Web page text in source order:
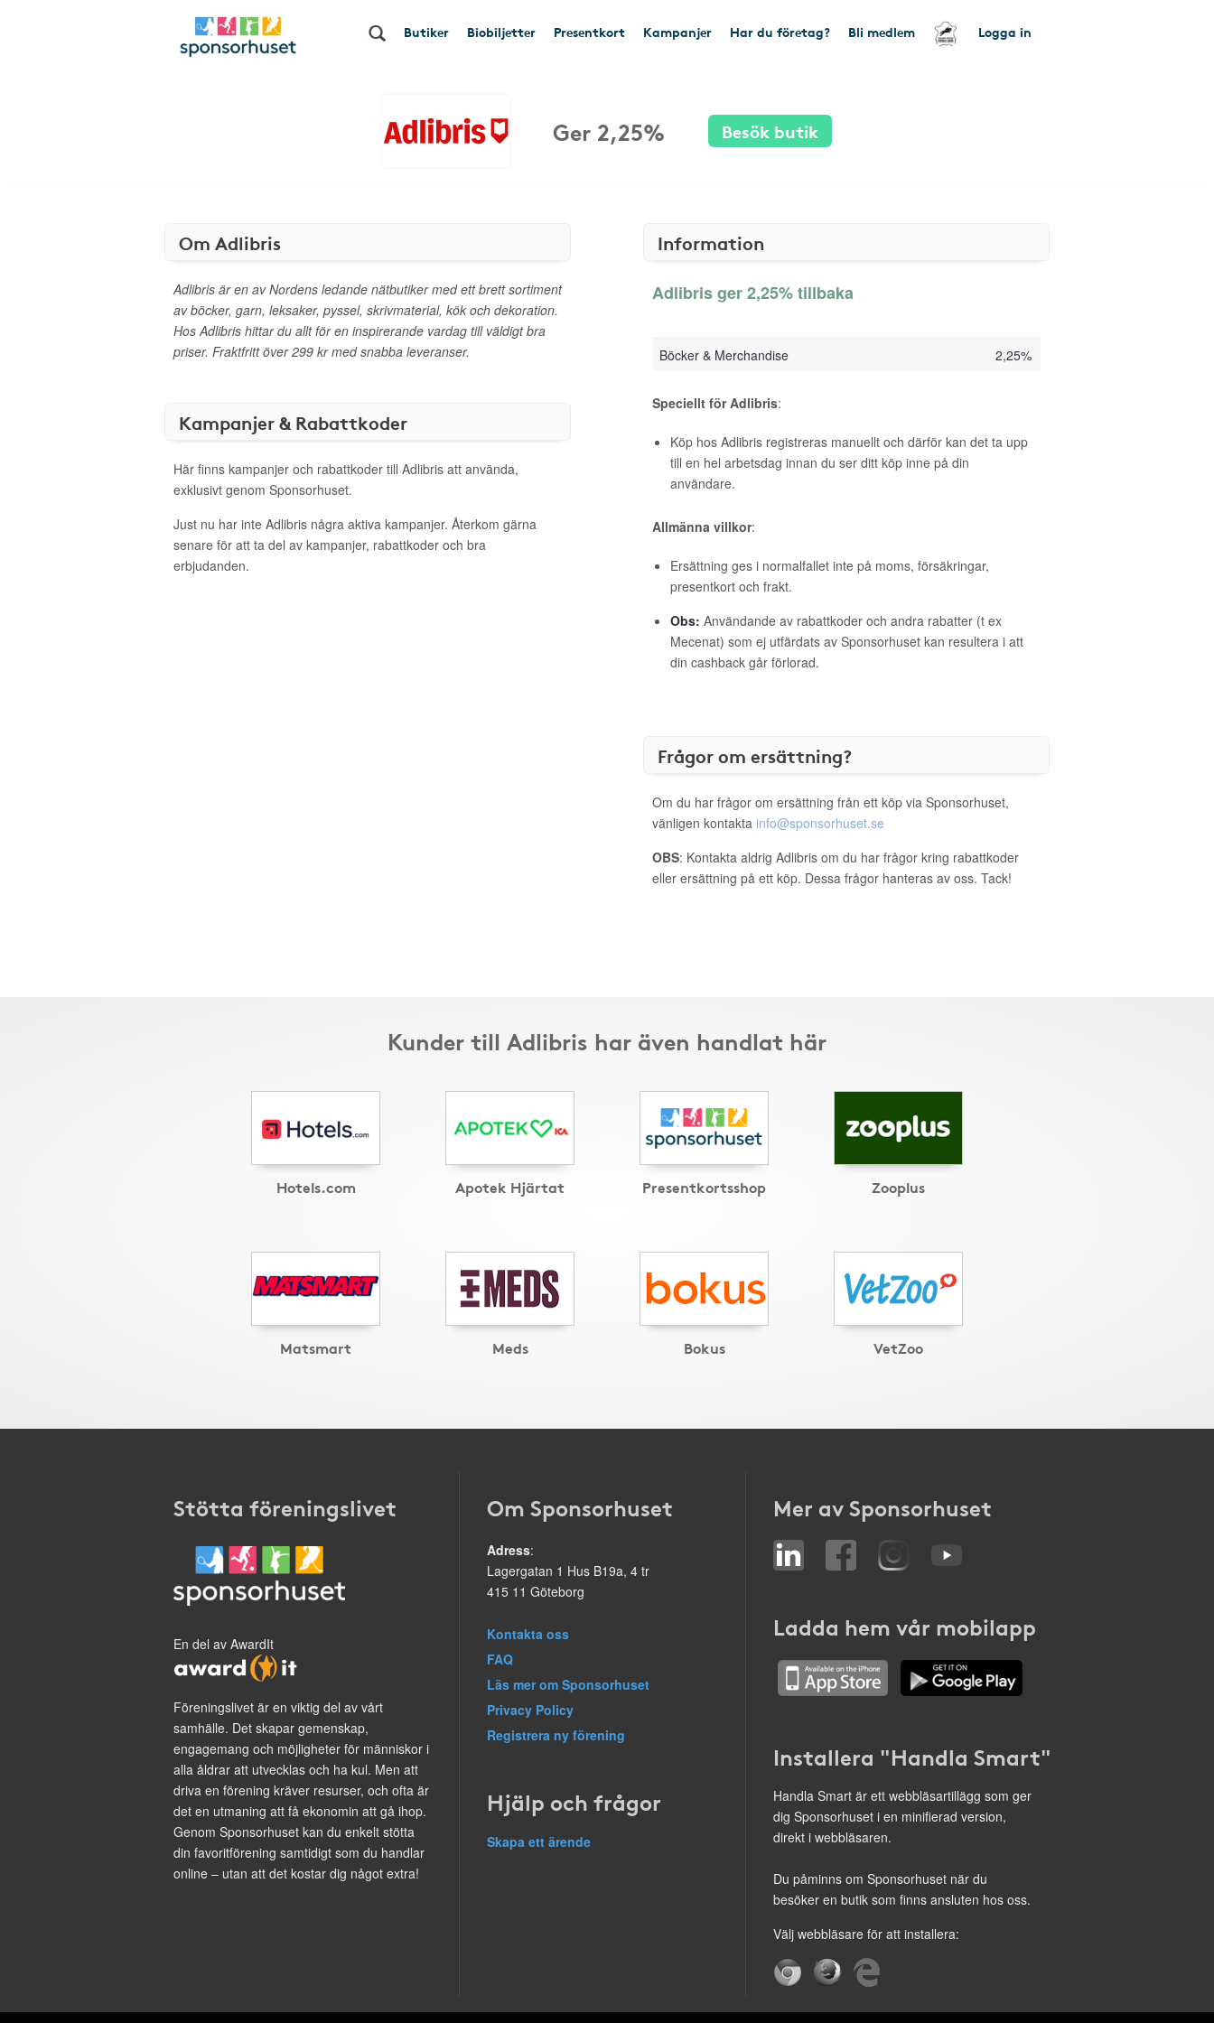
Butiker Biobiljetter Presentkort Kampanjer Har du företag? Bli medlem Logga in
Ger 2,25% Besök butik
Om Adlibris
Adlibris är en av Nordens ledande nätbutiker med ett brett sortiment
av böcker, garn, leksaker, pyssel, skrivmaterial, kök och dekoration.
Hos Adlibris hittar du allt för en inspirerande vardag till väldigt bra
priser. Fraktfritt över 299 kr med snabba leveranser.
Kampanjer & Rabattkoder
Här finns kampanjer och rabattkoder till Adlibris att använda,
exklusivt genom Sponsorhuset.
Just nu har inte Adlibris några aktiva kampanjer. Återkom gärna
senare för att ta del av kampanjer, rabattkoder och bra
erbjudanden.
Information
Adlibris ger 2,25% tillbaka
Böcker & Merchandise 2,25%
Speciellt för Adlibris:
Köp hos Adlibris registreras manuellt och därför kan det ta upp
till en hel arbetsdag innan du ser ditt köp inne på din
användare.
Allmänna villkor:
Ersättning ges i normalfallet inte på moms, försäkringar,
presentkort och frakt.
Obs: Användande av rabattkoder och andra rabatter (t ex
Mecenat) som ej utfärdats av Sponsorhuset kan resultera i att
din cashback går förlorad.
Frågor om ersättning?
Om du har frågor om ersättning från ett köp via Sponsorhuset,
vänligen kontakta info@sponsorhuset.se
OBS: Kontakta aldrig Adlibris om du har frågor kring rabattkoder
eller ersättning på ett köp. Dessa frågor hanteras av oss. Tack!
Kunder till Adlibris har även handlat här
Hotels.com Apotek Hjärtat Presentkortsshop Zooplus
Matsmart Meds Bokus VetZoo
Stötta föreningslivet
En del av AwardIt
Föreningslivet är en viktig del av vårt
samhälle. Det skapar gemenskap,
engagemang och möjligheter för människor i
alla åldrar att utvecklas och ha kul. Men att
driva en förening kräver resurser, och ofta är
det en utmaning att få ekonomin att gå ihop.
Genom Sponsorhuset kan du enkelt stötta
din favoritförening samtidigt som du handlar
online – utan att det kostar dig något extra!
Om Sponsorhuset
Adress:
Lagergatan 1 Hus B19a, 4 tr
415 11 Göteborg
Kontakta oss
FAQ
Läs mer om Sponsorhuset
Privacy Policy
Registrera ny förening
Hjälp och frågor
Skapa ett ärende
Mer av Sponsorhuset
Ladda hem vår mobilapp
Installera "Handla Smart"
Handla Smart är ett webbläsartillägg som ger
dig Sponsorhuset i en minifierad version,
direkt i webbläsaren.
Du påminns om Sponsorhuset när du
besöker en butik som finns ansluten hos oss.
Välj webbläsare för att installera: